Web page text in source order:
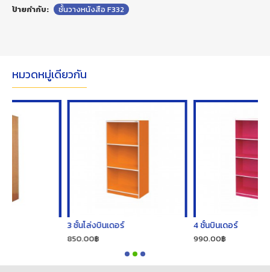
ป้ายกำกับ: ชั้นวางหนังสือ F332
หมวดหมู่เดียวกัน
3 ชั้นโล่งบินเดอร์ 4 ชั้นบินเดอร์